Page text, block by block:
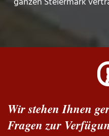
Wir stehen Ihnen
Fragen zur